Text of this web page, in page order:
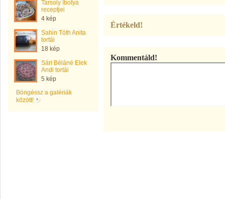
Tarsoly Ibolya
receptjei
4 kép
Sahin Tóth Anita
tortái
18 kép
Sári Béláné Elek
Andi tortái
5 kép
Böngéssz a galériák
között!
Értékeld!
Kommentáld!